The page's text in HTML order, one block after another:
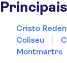
Cristo
Coliseu
Montmartre